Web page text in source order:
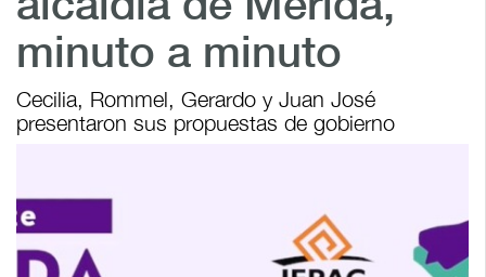
minuto a minuto
Cecilia, Rommel, Gerardo y Juan José
presentaron sus propuestas de gobierno